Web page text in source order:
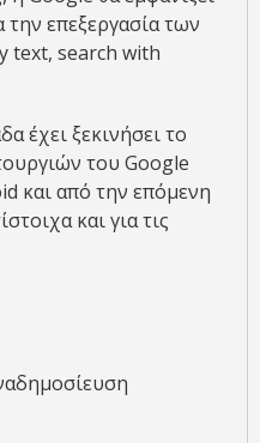
την επεξεργασία των
text, search with
έχει ξεκινήσει το
του Google
και από την επόμενη
και για τις